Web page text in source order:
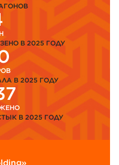
В 2025 ГОДУ
В 2025 ГОДУ
В 2025 ГОДУ